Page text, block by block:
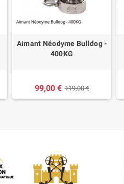
Aimant Néodyme Bulldog -
400KG
99,00 € 119,00 €